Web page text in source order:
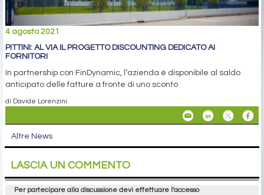
4 agosto 2021
PITTINI: AL VIA IL PROGETTO DISCOUNTING DEDICATO AI
FORNITORI
In partnership con FinDynamic, l’azienda è disponibile al saldo
anticipato delle fatture a fronte di uno sconto
di Davide Lorenzini
Altre News
LASCIA UN COMMENTO
Per partecipare alla discussione devi effettuare l'accesso